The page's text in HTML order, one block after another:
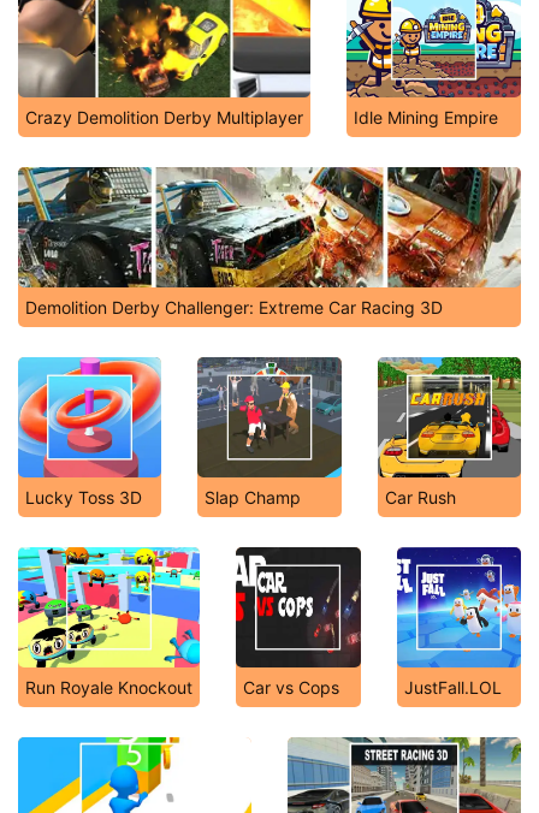
Crazy Demolition Derby Multiplayer Idle Mining Empire
Demolition Derby Challenger: Extreme Car Racing 3D
Lucky Toss 3D Slap Champ Car Rush
Run Royale Knockout Car vs Cops JustFall.LOL